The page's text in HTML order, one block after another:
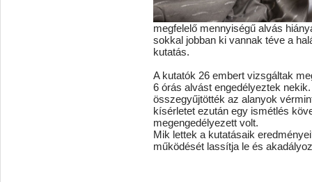
megfelelő mennyiségű alvás
sokkal jobban ki vannak téve a
kutatás.
A kutatók 26 embert vizsgáltak
6 órás alvást engedélyeztek
összegyűjtötték az alanyok
kísérletet ezután egy ismétlés
megengedélyezett volt.
Mik lettek a kutatásaik
működését lassítja le és